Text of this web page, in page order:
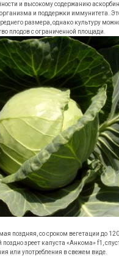
и высокому содержанию
и поддержки иммунитета.
размера, однако культуру
плодов с ограниченной площади.
поздняя, со сроком вегетации до
поздно зреет капуста «Анкома» f1,
или употребления в свежем виде.